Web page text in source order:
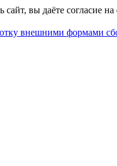
вы даёте согласие
внешними формами